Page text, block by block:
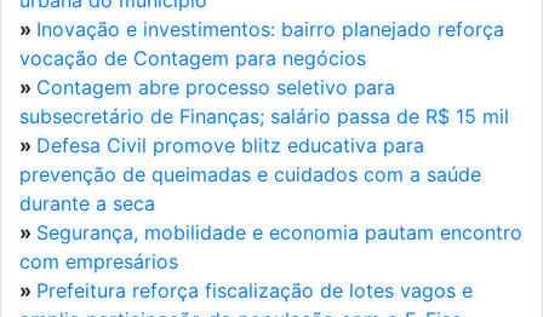
» Inovação e investimentos: bairro planejado reforça
vocação de Contagem para negócios
» Contagem abre processo seletivo para
subsecretário de Finanças; salário passa de R$ 15 mil
» Defesa Civil promove blitz educativa para
prevenção de queimadas e cuidados com a saúde
durante a seca
» Segurança, mobilidade e economia pautam encontro
com empresários
» Prefeitura reforça fiscalização de lotes vagos e